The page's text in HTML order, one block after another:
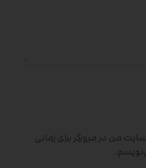
من در مرورگر برای زمانی